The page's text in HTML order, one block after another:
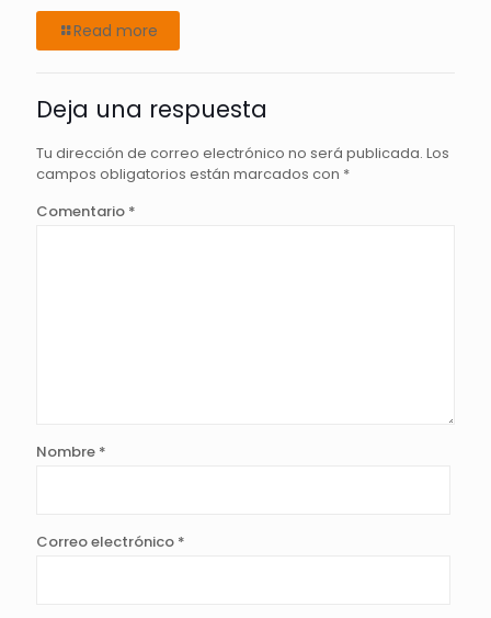
Read more
Deja una respuesta
Tu dirección de correo electrónico no será publicada. Los
campos obligatorios están marcados con *
Comentario *
Nombre *
Correo electrónico *